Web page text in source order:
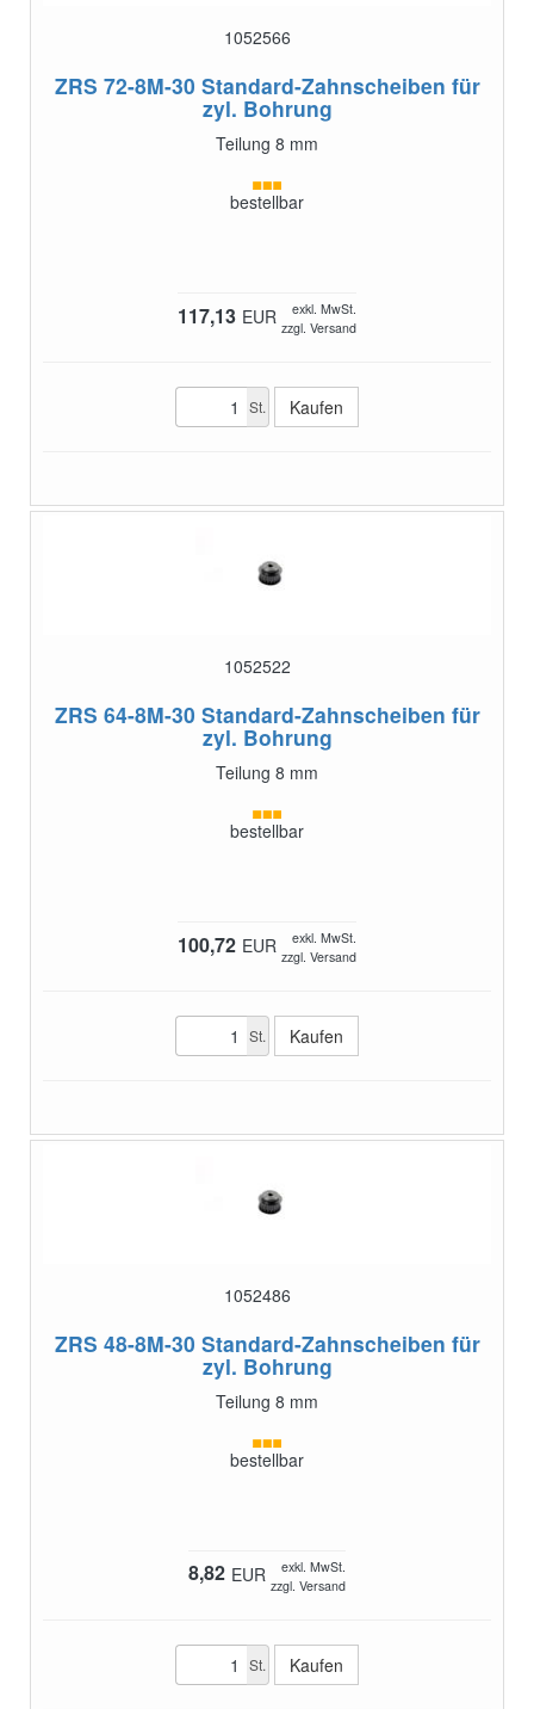
1052566
ZRS 72-8M-30 Standard-Zahnscheiben für
zyl. Bohrung
Teilung 8 mm
bestellbar
117,13 EUR
exkl. MwSt.
zzgl. Versand
St.
1052522
ZRS 64-8M-30 Standard-Zahnscheiben für
zyl. Bohrung
Teilung 8 mm
bestellbar
100,72 EUR
exkl. MwSt.
zzgl. Versand
St.
1052486
ZRS 48-8M-30 Standard-Zahnscheiben für
zyl. Bohrung
Teilung 8 mm
bestellbar
8,82 EUR
exkl. MwSt.
zzgl. Versand
St.